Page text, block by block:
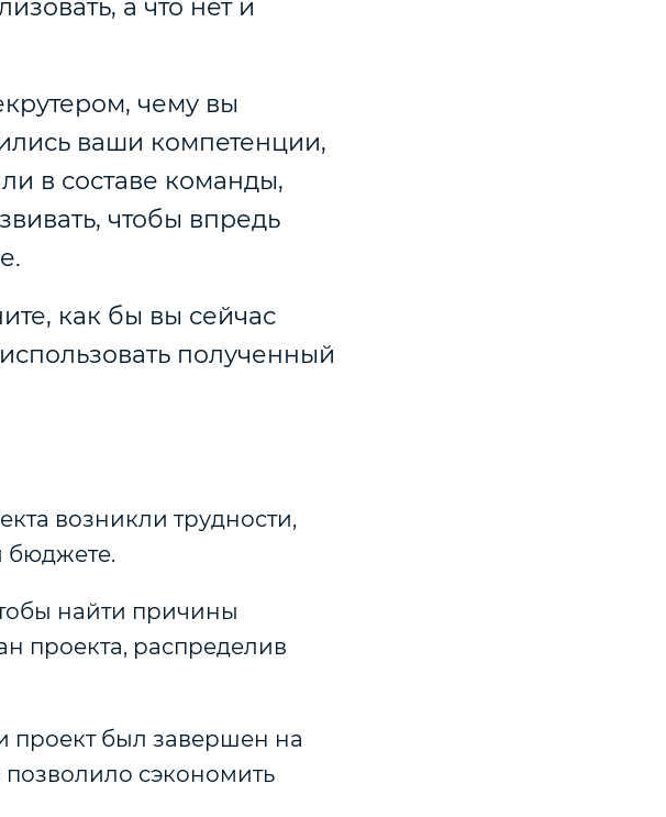
а что нет и
чему вы
ваши компетенции,
в составе команды,
чтобы впредь
как бы вы сейчас
полученный
возникли трудности,
бюджете.
найти причины
проекта, распределив
проект был завершен на
позволило сэкономить